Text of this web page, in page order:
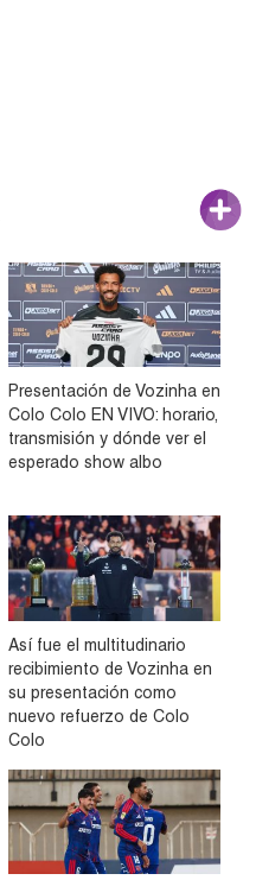
Presentación de Vozinha en
Colo Colo EN VIVO: horario,
transmisión y dónde ver el
esperado show albo
Así fue el multitudinario
recibimiento de Vozinha en
su presentación como
nuevo refuerzo de Colo
Colo